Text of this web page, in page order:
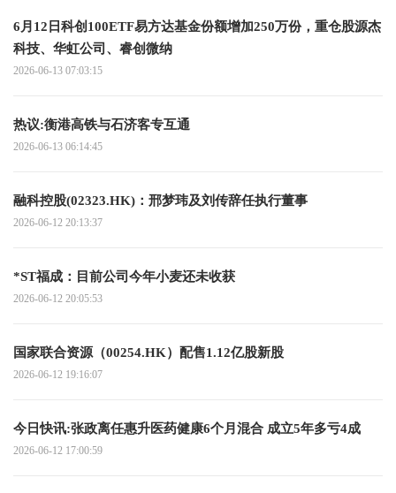
6月12日科创100ETF易方达基金份额增加250万份，重仓股源杰
科技、华虹公司、睿创微纳
2026-06-13 07:03:15
热议:衡港高铁与石济客专互通
2026-06-13 06:14:45
融科控股(02323.HK)：邢梦玮及刘传辞任执行董事
2026-06-12 20:13:37
*ST福成：目前公司今年小麦还未收获
2026-06-12 20:05:53
国家联合资源（00254.HK）配售1.12亿股新股
2026-06-12 19:16:07
今日快讯:张政离任惠升医药健康6个月混合 成立5年多亏4成
2026-06-12 17:00:59